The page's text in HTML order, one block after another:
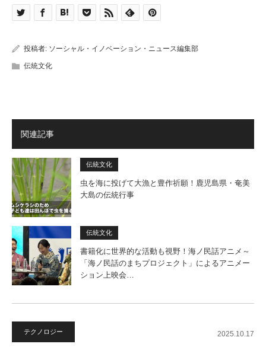
投稿者: ソーシャル・イノベーション・ニュース編集部
伝統文化
関連記事
伝統文化
虫を海に投げて大漁と豊作祈願！鹿児島県・奄美
大島の伝統行事
伝統文化
書籍化に世界的な活動も視野！海ノ民話アニメ～
「海ノ民話のまちプロジェクト」によるアニメー
ション上映会…
テクノロジー 2025.10.17